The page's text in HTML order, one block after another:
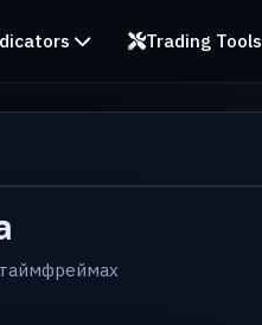
Trading Tools